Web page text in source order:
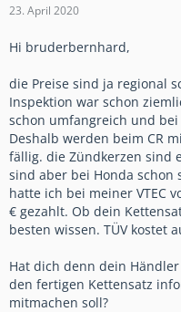
23. April 2020
Hi bruderbernhard,
die Preise sind ja regional
Inspektion war schon
schon umfangreich und
Deshalb werden beim CR
fällig. die Zündkerzen sind
sind aber bei Honda schon
hatte ich bei meiner VTEC
€ gezahlt. Ob dein
besten wissen. TÜV kostet
Hat dich denn dein
den fertigen Kettensatz
mitmachen soll?